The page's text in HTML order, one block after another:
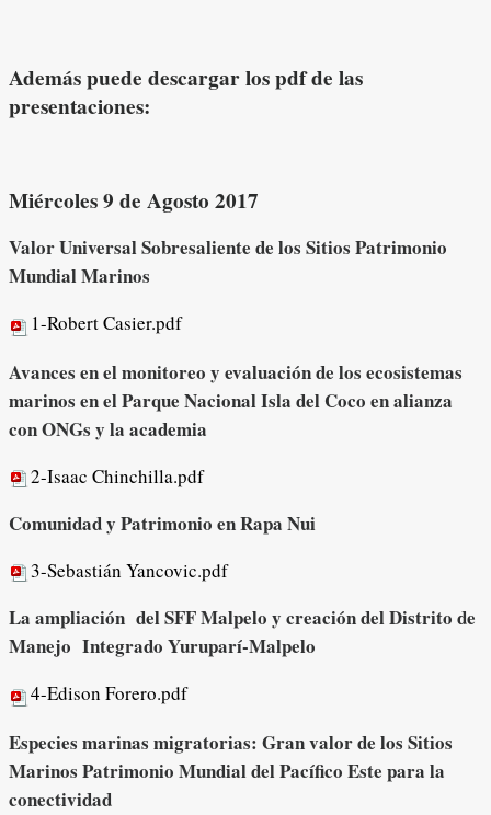
Además puede descargar los pdf de las
presentaciones:
Miércoles 9 de Agosto 2017
Valor Universal Sobresaliente de los Sitios Patrimonio
Mundial Marinos
1-Robert Casier.pdf
Avances en el monitoreo y evaluación de los ecosistemas
marinos en el Parque Nacional Isla del Coco en alianza
con ONGs y la academia
2-Isaac Chinchilla.pdf
Comunidad y Patrimonio en Rapa Nui
3-Sebastián Yancovic.pdf
La ampliación del SFF Malpelo y creación del Distrito de
Manejo Integrado Yuruparí-Malpelo
4-Edison Forero.pdf
Especies marinas migratorias: Gran valor de los Sitios
Marinos Patrimonio Mundial del Pacífico Este para la
conectividad